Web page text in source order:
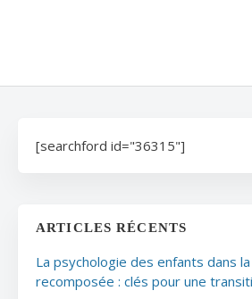
[searchford id="36315"]
ARTICLES RÉCENTS
La psychologie des enfants dans
recomposée : clés pour une